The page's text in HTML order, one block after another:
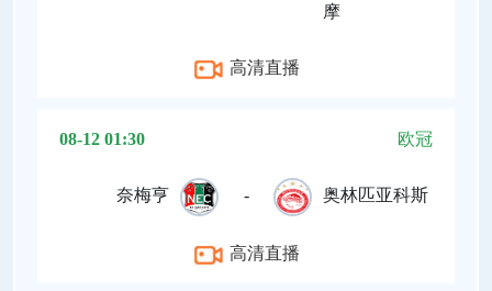
摩
高清直播
08-12 01:30 欧冠
奈梅亨 - 奥林匹亚科斯
高清直播